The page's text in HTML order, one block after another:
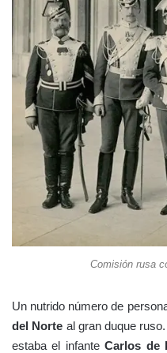
Comisión rusa
Un nutrido número de
del Norte al gran duque
estaba el infanteCarlos de